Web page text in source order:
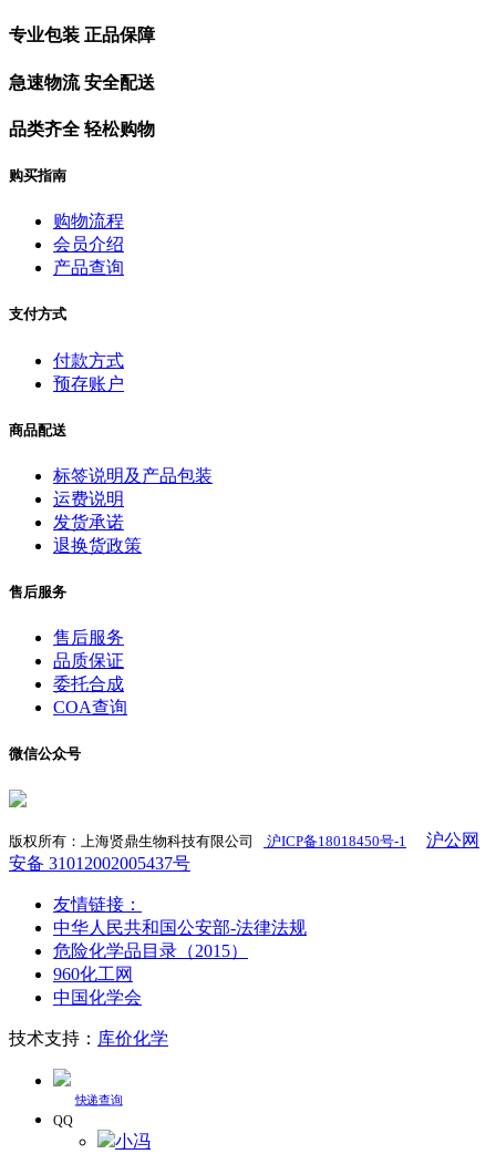
专业包装 正品保障
急速物流 安全配送
品类齐全 轻松购物
购买指南
购物流程
会员介绍
产品查询
支付方式
付款方式
预存账户
商品配送
标签说明及产品包装
运费说明
发货承诺
退换货政策
售后服务
售后服务
品质保证
委托合成
COA查询
微信公众号
版权所有：上海贤鼎生物科技有限公司 沪ICP备18018450号-1
沪公网
安备 31012002005437号
友情链接：
中华人民共和国公安部-法律法规
危险化学品目录（2015）
960化工网
中国化学会
技术支持： 库价化学
快递查询
QQ
小冯